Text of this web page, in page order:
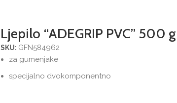
Ljepilo “ADEGRIP PVC” 500
SKU: GFN584962
za gumenjake
specijalno dvokomponentno